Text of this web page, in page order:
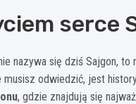
serce
nazywa się dziś Sajgon,
odwiedzić, jest
, gdzie znajdują się